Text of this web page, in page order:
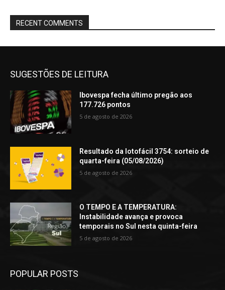
RECENT COMMENTS
SUGESTÕES DE LEITURA
Ibovespa fecha último pregão aos
177.726 pontos
5 de agosto de 2026
Resultado da lotofácil 3754: sorteio de
quarta-feira (05/08/2026)
5 de agosto de 2026
O TEMPO E A TEMPERATURA:
Instabilidade avança e provoca
temporais no Sul nesta quinta-feira
5 de agosto de 2026
POPULAR POSTS